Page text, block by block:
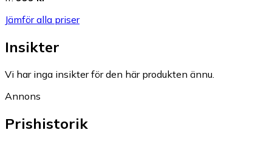
Jämför alla priser
Insikter
Vi har inga insikter för den här produkten ännu.
Annons
Prishistorik